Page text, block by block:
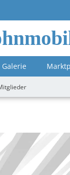
Galerie